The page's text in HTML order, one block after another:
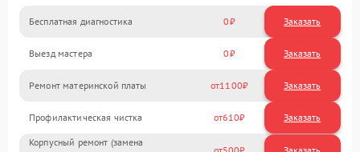
Бесплатная диагностика 0 Заказать
Выезд мастера 0 Заказать
Ремонт материнской платы 1100
Профилактическая чистка 610
Корпусный ремонт (замена